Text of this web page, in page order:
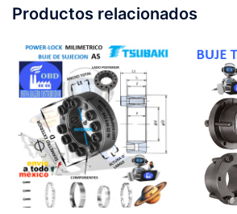
Productos relacionados